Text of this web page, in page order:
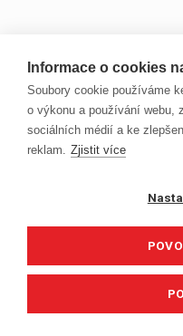
Informace o cookies
Soubory cookie používáme
o výkonu a používání webu,
sociálních médií a ke
reklam. Zjistit více